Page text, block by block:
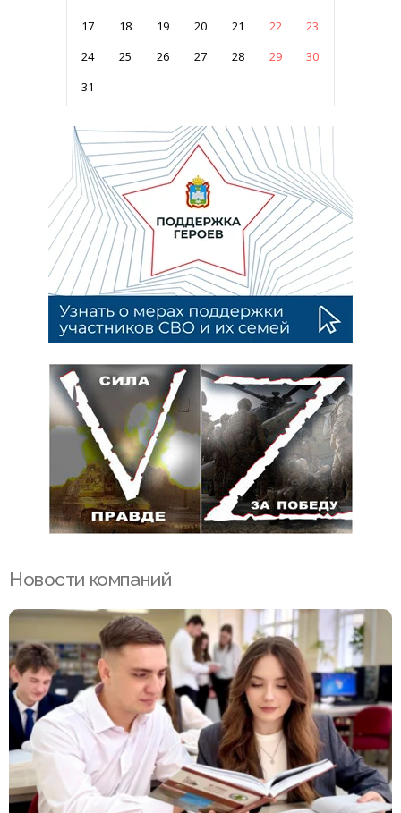
17
18 19 20 21 22
23
24
25 26 27 28 29
30
31
Новости компаний